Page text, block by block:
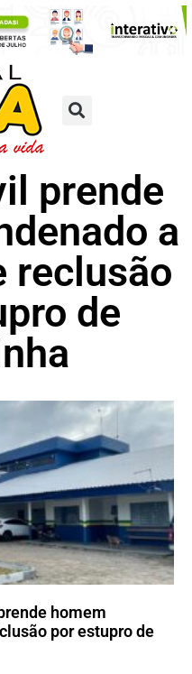
prende
a
reclusão
de
homem
por estupro de